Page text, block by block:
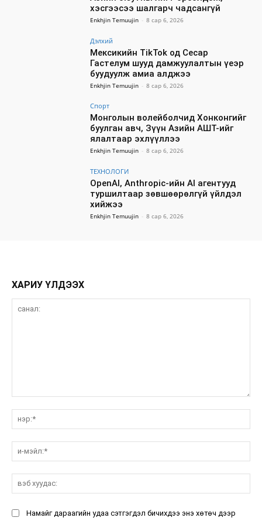
хэсгээсээ шалгарч чадсангүй
Enkhjin Temuujin - 8 сар 6, 2026
Дэлхий
Мексикийн TikTok од Сесар
Гастелум шууд дамжуулалтын үеэр
буудуулж амиа алджээ
Enkhjin Temuujin - 8 сар 6, 2026
Спорт
Монголын волейболчид Хонконгийг
буулган авч, Зүүн Азийн АШТ-ийг
ялалтаар эхлүүллээ
Enkhjin Temuujin - 8 сар 6, 2026
ТЕХНОЛОГИ
OpenAI, Anthropic-ийн AI агентууд
туршилтаар зөвшөөрөлгүй үйлдэл
хийжээ
Enkhjin Temuujin - 8 сар 6, 2026
ХАРИУ ҮЛДЭЭХ
Намайг дараагийн удаа сэтгэгдэл бичихдээ энэ хөтөч дээр